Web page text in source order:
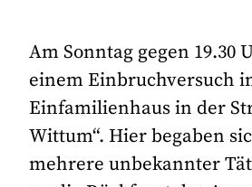
Am Sonntag gegen 19.30
einem Einbruchversuch
Einfamilienhaus in der
Wittum“. Hier begaben
mehrere unbekannter